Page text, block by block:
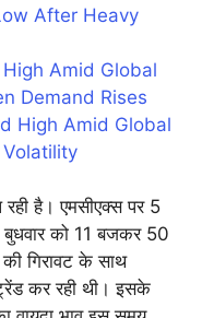
After Heavy
Amid Global
Demand Rises
High Amid Global
रही है। एमसीएक्स पर 5
बुधवार को 11 बजकर 50
गिरावट के साथ
कर रही थी। इसके